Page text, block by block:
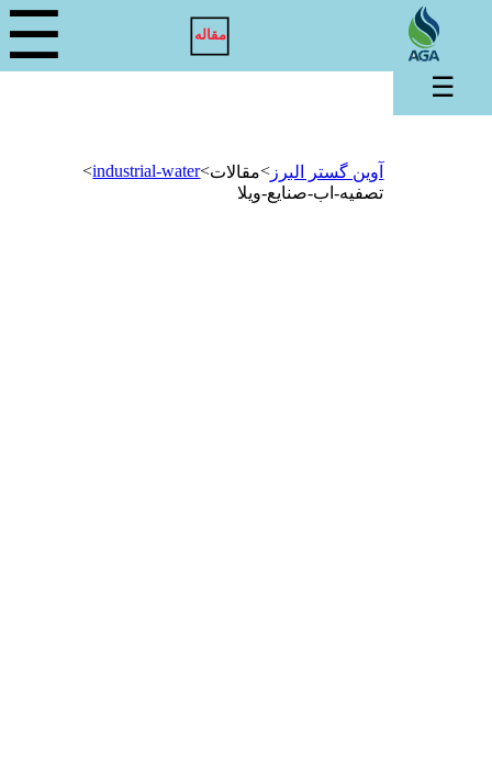
مقاله ☰
آوین گستر البرز >مقالات>
industrial-water
>
تصفیه-اب-صنایع-ویلا
☰